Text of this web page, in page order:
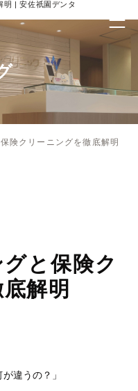
明 | 安佐祇園デンタ
険クリーニングを徹底解明
と保険ク
解明
違うの？」